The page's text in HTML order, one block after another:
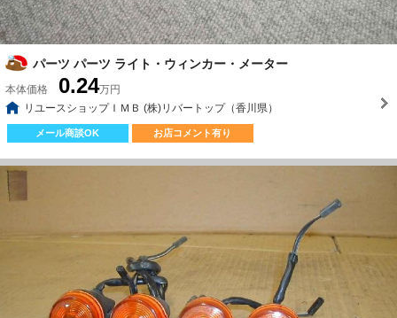
パーツ パーツ ライト・ウィンカー・メーター
本体価格 0.24万円
リユースショップＩＭＢ (株)リバートップ（香川県）
メール商談OK お店コメント有り